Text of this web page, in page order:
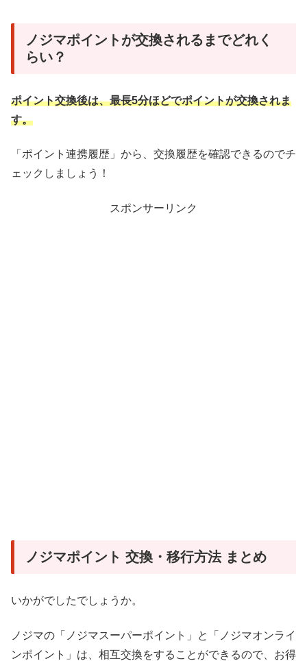
ノジマポイントが交換されるまでどれく
らい？
ポイント交換後は、最長5分ほどでポイントが交換されま
す。
「ポイント連携履歴」から、交換履歴を確認できるのでチ
ェックしましょう！
スポンサーリンク
ノジマポイント 交換・移行方法 まとめ
いかがでしたでしょうか。
ノジマの「ノジマスーパーポイント」と「ノジマオンライ
ンポイント」は、相互交換をすることができるので、お得